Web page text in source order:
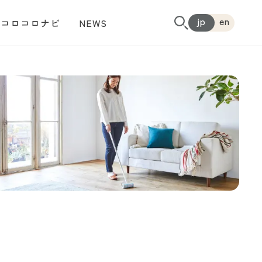
コロコロナビ NEWS jp en